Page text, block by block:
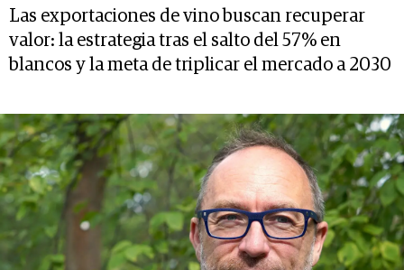
Las exportaciones de vino buscan recuperar
valor: la estrategia tras el salto del 57% en
blancos y la meta de triplicar el mercado a 2030